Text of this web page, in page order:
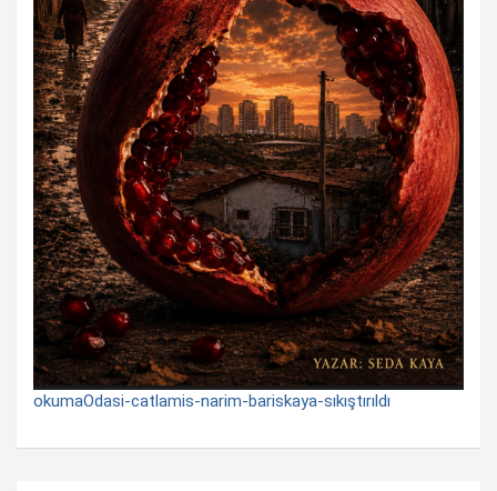
okumaOdasi-catlamis-narim-bariskaya-sıkıştırıldı